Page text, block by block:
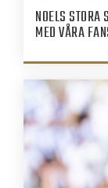
NOELS
MED VÅRA